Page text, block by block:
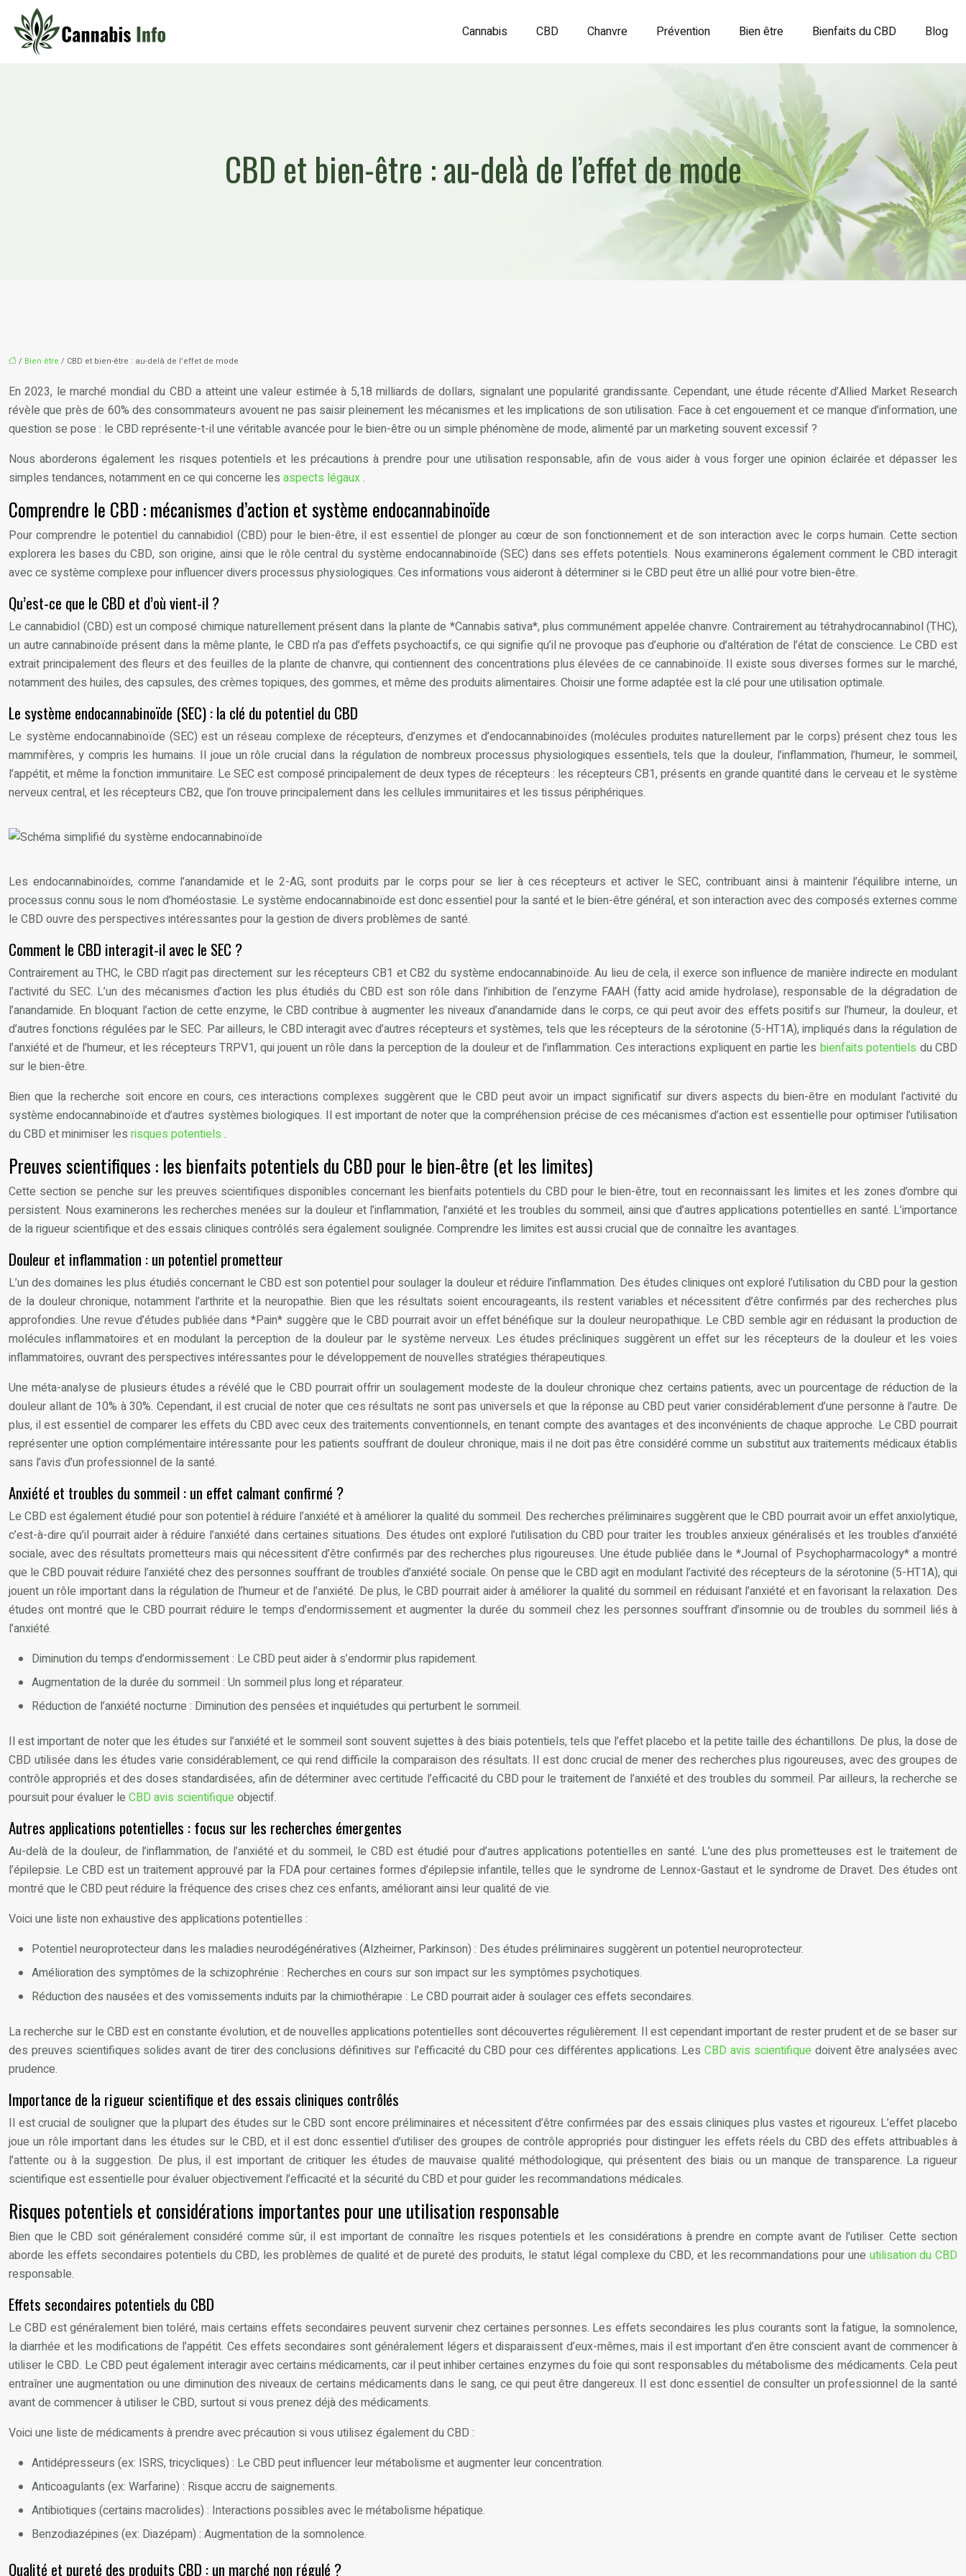
Cannabis CBD Chanvre Prévention Bien être Bienfaits du CBD Blog
CBD et bien-être : au-delà de l’effet de mode
/ Bien être / CBD et bien-être : au-delà de l’effet de mode
En 2023, le marché mondial du CBD a atteint une valeur estimée à 5,18 milliards de dollars, signalant une popularité grandissante. Cependant, une étude récente d’Allied Market Research
révèle que près de 60% des consommateurs avouent ne pas saisir pleinement les mécanismes et les implications de son utilisation. Face à cet engouement et ce manque d’information, une
question se pose : le CBD représente-t-il une véritable avancée pour le bien-être ou un simple phénomène de mode, alimenté par un marketing souvent excessif ?
Nous aborderons également les risques potentiels et les précautions à prendre pour une utilisation responsable, afin de vous aider à vous forger une opinion éclairée et dépasser les
simples tendances, notamment en ce qui concerne les aspects légaux.
Comprendre le CBD : mécanismes d’action et système endocannabinoïde
Pour comprendre le potentiel du cannabidiol (CBD) pour le bien-être, il est essentiel de plonger au cœur de son fonctionnement et de son interaction avec le corps humain. Cette section
explorera les bases du CBD, son origine, ainsi que le rôle central du système endocannabinoïde (SEC) dans ses effets potentiels. Nous examinerons également comment le CBD interagit
avec ce système complexe pour influencer divers processus physiologiques. Ces informations vous aideront à déterminer si le CBD peut être un allié pour votre bien-être.
Qu’est-ce que le CBD et d’où vient-il ?
Le cannabidiol (CBD) est un composé chimique naturellement présent dans la plante de *Cannabis sativa*, plus communément appelée chanvre. Contrairement au tétrahydrocannabinol (THC),
un autre cannabinoïde présent dans la même plante, le CBD n’a pas d’effets psychoactifs, ce qui signifie qu’il ne provoque pas d’euphorie ou d’altération de l’état de conscience. Le CBD est
extrait principalement des fleurs et des feuilles de la plante de chanvre, qui contiennent des concentrations plus élevées de ce cannabinoïde. Il existe sous diverses formes sur le marché,
notamment des huiles, des capsules, des crèmes topiques, des gommes, et même des produits alimentaires. Choisir une forme adaptée est la clé pour une utilisation optimale.
Le système endocannabinoïde (SEC) : la clé du potentiel du CBD
Le système endocannabinoïde (SEC) est un réseau complexe de récepteurs, d’enzymes et d’endocannabinoïdes (molécules produites naturellement par le corps) présent chez tous les
mammifères, y compris les humains. Il joue un rôle crucial dans la régulation de nombreux processus physiologiques essentiels, tels que la douleur, l’inflammation, l’humeur, le sommeil,
l’appétit, et même la fonction immunitaire. Le SEC est composé principalement de deux types de récepteurs : les récepteurs CB1, présents en grande quantité dans le cerveau et le système
nerveux central, et les récepteurs CB2, que l’on trouve principalement dans les cellules immunitaires et les tissus périphériques.
Les endocannabinoïdes, comme l’anandamide et le 2-AG, sont produits par le corps pour se lier à ces récepteurs et activer le SEC, contribuant ainsi à maintenir l’équilibre interne, un
processus connu sous le nom d’homéostasie. Le système endocannabinoïde est donc essentiel pour la santé et le bien-être général, et son interaction avec des composés externes comme
le CBD ouvre des perspectives intéressantes pour la gestion de divers problèmes de santé.
Comment le CBD interagit-il avec le SEC ?
Contrairement au THC, le CBD n’agit pas directement sur les récepteurs CB1 et CB2 du système endocannabinoïde. Au lieu de cela, il exerce son influence de manière indirecte en modulant
l’activité du SEC. L’un des mécanismes d’action les plus étudiés du CBD est son rôle dans l’inhibition de l’enzyme FAAH (fatty acid amide hydrolase), responsable de la dégradation de
l’anandamide. En bloquant l’action de cette enzyme, le CBD contribue à augmenter les niveaux d’anandamide dans le corps, ce qui peut avoir des effets positifs sur l’humeur, la douleur, et
d’autres fonctions régulées par le SEC. Par ailleurs, le CBD interagit avec d’autres récepteurs et systèmes, tels que les récepteurs de la sérotonine (5-HT1A), impliqués dans la régulation de
l’anxiété et de l’humeur, et les récepteurs TRPV1, qui jouent un rôle dans la perception de la douleur et de l’inflammation. Ces interactions expliquent en partie les bienfaits potentiels du CBD
sur le bien-être.
Bien que la recherche soit encore en cours, ces interactions complexes suggèrent que le CBD peut avoir un impact significatif sur divers aspects du bien-être en modulant l’activité du
système endocannabinoïde et d’autres systèmes biologiques. Il est important de noter que la compréhension précise de ces mécanismes d’action est essentielle pour optimiser l’utilisation
du CBD et minimiser les risques potentiels .
Preuves scientifiques : les bienfaits potentiels du CBD pour le bien-être (et les limites)
Cette section se penche sur les preuves scientifiques disponibles concernant les bienfaits potentiels du CBD pour le bien-être, tout en reconnaissant les limites et les zones d’ombre qui
persistent. Nous examinerons les recherches menées sur la douleur et l’inflammation, l’anxiété et les troubles du sommeil, ainsi que d’autres applications potentielles en santé. L’importance
de la rigueur scientifique et des essais cliniques contrôlés sera également soulignée. Comprendre les limites est aussi crucial que de connaître les avantages.
Douleur et inflammation : un potentiel prometteur
L’un des domaines les plus étudiés concernant le CBD est son potentiel pour soulager la douleur et réduire l’inflammation. Des études cliniques ont exploré l’utilisation du CBD pour la gestion
de la douleur chronique, notamment l’arthrite et la neuropathie. Bien que les résultats soient encourageants, ils restent variables et nécessitent d’être confirmés par des recherches plus
approfondies. Une revue d’études publiée dans *Pain* suggère que le CBD pourrait avoir un effet bénéfique sur la douleur neuropathique. Le CBD semble agir en réduisant la production de
molécules inflammatoires et en modulant la perception de la douleur par le système nerveux. Les études précliniques suggèrent un effet sur les récepteurs de la douleur et les voies
inflammatoires, ouvrant des perspectives intéressantes pour le développement de nouvelles stratégies thérapeutiques.
Une méta-analyse de plusieurs études a révélé que le CBD pourrait offrir un soulagement modeste de la douleur chronique chez certains patients, avec un pourcentage de réduction de la
douleur allant de 10% à 30%. Cependant, il est crucial de noter que ces résultats ne sont pas universels et que la réponse au CBD peut varier considérablement d’une personne à l’autre. De
plus, il est essentiel de comparer les effets du CBD avec ceux des traitements conventionnels, en tenant compte des avantages et des inconvénients de chaque approche. Le CBD pourrait
représenter une option complémentaire intéressante pour les patients souffrant de douleur chronique, mais il ne doit pas être considéré comme un substitut aux traitements médicaux établis
sans l’avis d’un professionnel de la santé.
Anxiété et troubles du sommeil : un effet calmant confirmé ?
Le CBD est également étudié pour son potentiel à réduire l’anxiété et à améliorer la qualité du sommeil. Des recherches préliminaires suggèrent que le CBD pourrait avoir un effet anxiolytique,
c’est-à-dire qu’il pourrait aider à réduire l’anxiété dans certaines situations. Des études ont exploré l’utilisation du CBD pour traiter les troubles anxieux généralisés et les troubles d’anxiété
sociale, avec des résultats prometteurs mais qui nécessitent d’être confirmés par des recherches plus rigoureuses. Une étude publiée dans le *Journal of Psychopharmacology* a montré
que le CBD pouvait réduire l’anxiété chez des personnes souffrant de troubles d’anxiété sociale. On pense que le CBD agit en modulant l’activité des récepteurs de la sérotonine (5-HT1A), qui
jouent un rôle important dans la régulation de l’humeur et de l’anxiété. De plus, le CBD pourrait aider à améliorer la qualité du sommeil en réduisant l’anxiété et en favorisant la relaxation. Des
études ont montré que le CBD pourrait réduire le temps d’endormissement et augmenter la durée du sommeil chez les personnes souffrant d’insomnie ou de troubles du sommeil liés à
l’anxiété.
Diminution du temps d’endormissement : Le CBD peut aider à s’endormir plus rapidement.
Augmentation de la durée du sommeil : Un sommeil plus long et réparateur.
Réduction de l’anxiété nocturne : Diminution des pensées et inquiétudes qui perturbent le sommeil.
Il est important de noter que les études sur l’anxiété et le sommeil sont souvent sujettes à des biais potentiels, tels que l’effet placebo et la petite taille des échantillons. De plus, la dose de
CBD utilisée dans les études varie considérablement, ce qui rend difficile la comparaison des résultats. Il est donc crucial de mener des recherches plus rigoureuses, avec des groupes de
contrôle appropriés et des doses standardisées, afin de déterminer avec certitude l’efficacité du CBD pour le traitement de l’anxiété et des troubles du sommeil. Par ailleurs, la recherche se
poursuit pour évaluer le CBD avis scientifiqueobjectif.
Autres applications potentielles : focus sur les recherches émergentes
Au-delà de la douleur, de l’inflammation, de l’anxiété et du sommeil, le CBD est étudié pour d’autres applications potentielles en santé. L’une des plus prometteuses est le traitement de
l’épilepsie. Le CBD est un traitement approuvé par la FDA pour certaines formes d’épilepsie infantile, telles que le syndrome de Lennox-Gastaut et le syndrome de Dravet. Des études ont
montré que le CBD peut réduire la fréquence des crises chez ces enfants, améliorant ainsi leur qualité de vie.
Voici une liste non exhaustive des applications potentielles :
Potentiel neuroprotecteur dans les maladies neurodégénératives (Alzheimer, Parkinson) : Des études préliminaires suggèrent un potentiel neuroprotecteur.
Amélioration des symptômes de la schizophrénie : Recherches en cours sur son impact sur les symptômes psychotiques.
Réduction des nausées et des vomissements induits par la chimiothérapie : Le CBD pourrait aider à soulager ces effets secondaires.
La recherche sur le CBD est en constante évolution, et de nouvelles applications potentielles sont découvertes régulièrement. Il est cependant important de rester prudent et de se baser sur
des preuves scientifiques solides avant de tirer des conclusions définitives sur l’efficacité du CBD pour ces différentes applications. LesCBD avis scientifique doivent être analysées avec
prudence.
Importance de la rigueur scientifique et des essais cliniques contrôlés
Il est crucial de souligner que la plupart des études sur le CBD sont encore préliminaires et nécessitent d’être confirmées par des essais cliniques plus vastes et rigoureux. L’effet placebo
joue un rôle important dans les études sur le CBD, et il est donc essentiel d’utiliser des groupes de contrôle appropriés pour distinguer les effets réels du CBD des effets attribuables à
l’attente ou à la suggestion. De plus, il est important de critiquer les études de mauvaise qualité méthodologique, qui présentent des biais ou un manque de transparence. La rigueur
scientifique est essentielle pour évaluer objectivement l’efficacité et la sécurité du CBD et pour guider les recommandations médicales.
Risques potentiels et considérations importantes pour une utilisation responsable
Bien que le CBD soit généralement considéré comme sûr, il est important de connaître les risques potentiels et les considérations à prendre en compte avant de l’utiliser. Cette section
aborde les effets secondaires potentiels du CBD, les problèmes de qualité et de pureté des produits, le statut légal complexe du CBD, et les recommandations pour une utilisation du CBD
responsable.
Effets secondaires potentiels du CBD
Le CBD est généralement bien toléré, mais certains effets secondaires peuvent survenir chez certaines personnes. Les effets secondaires les plus courants sont la fatigue, la somnolence,
la diarrhée et les modifications de l’appétit. Ces effets secondaires sont généralement légers et disparaissent d’eux-mêmes, mais il est important d’en être conscient avant de commencer à
utiliser le CBD. Le CBD peut également interagir avec certains médicaments, car il peut inhiber certaines enzymes du foie qui sont responsables du métabolisme des médicaments. Cela peut
entraîner une augmentation ou une diminution des niveaux de certains médicaments dans le sang, ce qui peut être dangereux. Il est donc essentiel de consulter un professionnel de la santé
avant de commencer à utiliser le CBD, surtout si vous prenez déjà des médicaments.
Voici une liste de médicaments à prendre avec précaution si vous utilisez également du CBD :
Antidépresseurs (ex: ISRS, tricycliques) : Le CBD peut influencer leur métabolisme et augmenter leur concentration.
Anticoagulants (ex: Warfarine) : Risque accru de saignements.
Antibiotiques (certains macrolides) : Interactions possibles avec le métabolisme hépatique.
Benzodiazépines (ex: Diazépam) : Augmentation de la somnolence.
Qualité et pureté des produits CBD : un marché non régulé ?